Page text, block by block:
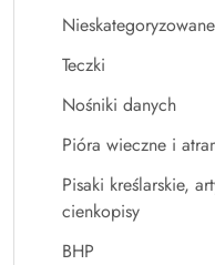
Nieskategoryzowane
Teczki
Nośniki danych
Pióra wieczne i
Pisaki kreślarskie,
cienkopisy
BHP